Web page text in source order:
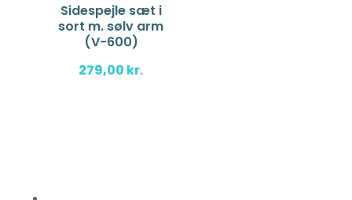
Sidespejle sæt i
sort m. sølv arm
(V-600)
279,00 kr.